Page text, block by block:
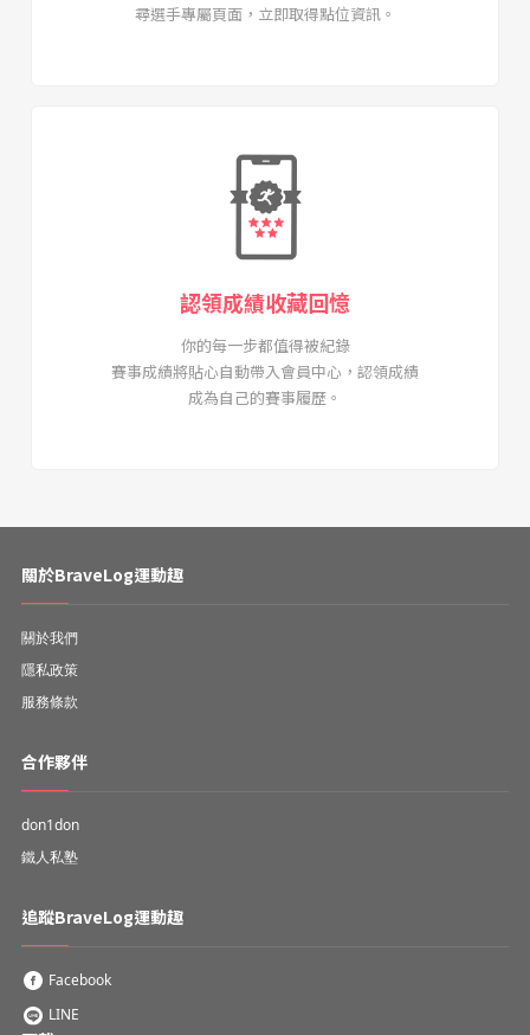
尋選手專屬頁面，立即取得點位資訊。
認領成績收藏回憶
你的每一步都值得被紀錄
賽事成績將貼心自動帶入會員中心，認領成績
成為自己的賽事履歷。
關於BraveLog運動趣
關於我們
隱私政策
服務條款
合作夥伴
don1don
鐵人私塾
追蹤BraveLog運動趣
Facebook
LINE